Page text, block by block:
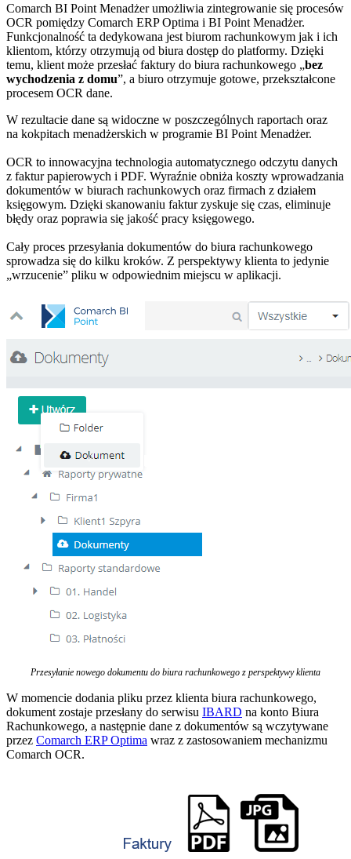
Comarch BI Point Menadżer umożliwia zintegrowanie się procesów
OCR pomiędzy Comarch ERP Optima i BI Point Menadżer.
Funkcjonalność ta dedykowana jest biurom rachunkowym jak i ich
klientom, którzy otrzymują od biura dostęp do platformy. Dzięki
temu, klient może przesłać faktury do biura rachunkowego „bez
wychodzenia z domu”, a biuro otrzymuje gotowe, przekształcone
procesem OCR dane.
W rezultacie dane są widoczne w poszczególnych raportach oraz
na kokpitach menadżerskich w programie BI Point Menadżer.
OCR to innowacyjna technologia automatycznego odczytu danych
z faktur papierowych i PDF. Wyraźnie obniża koszty wprowadzania
dokumentów w biurach rachunkowych oraz firmach z działem
księgowym. Dzięki skanowaniu faktur zyskuje się czas, eliminuje
błędy oraz poprawia się jakość pracy księgowego.
Cały proces przesyłania dokumentów do biura rachunkowego
sprowadza się do kilku kroków. Z perspektywy klienta to jedynie
„wrzucenie” pliku w odpowiednim miejscu w aplikacji.
Przesyłanie nowego dokumentu do biura rachunkowego z perspektywy klienta
W momencie dodania pliku przez klienta biura rachunkowego,
dokument zostaje przesłany do serwisu IBARD na konto Biura
Rachunkowego, a następnie dane z dokumentów są wczytywane
przez Comarch ERP Optima wraz z zastosowaniem mechanizmu
Comarch OCR.